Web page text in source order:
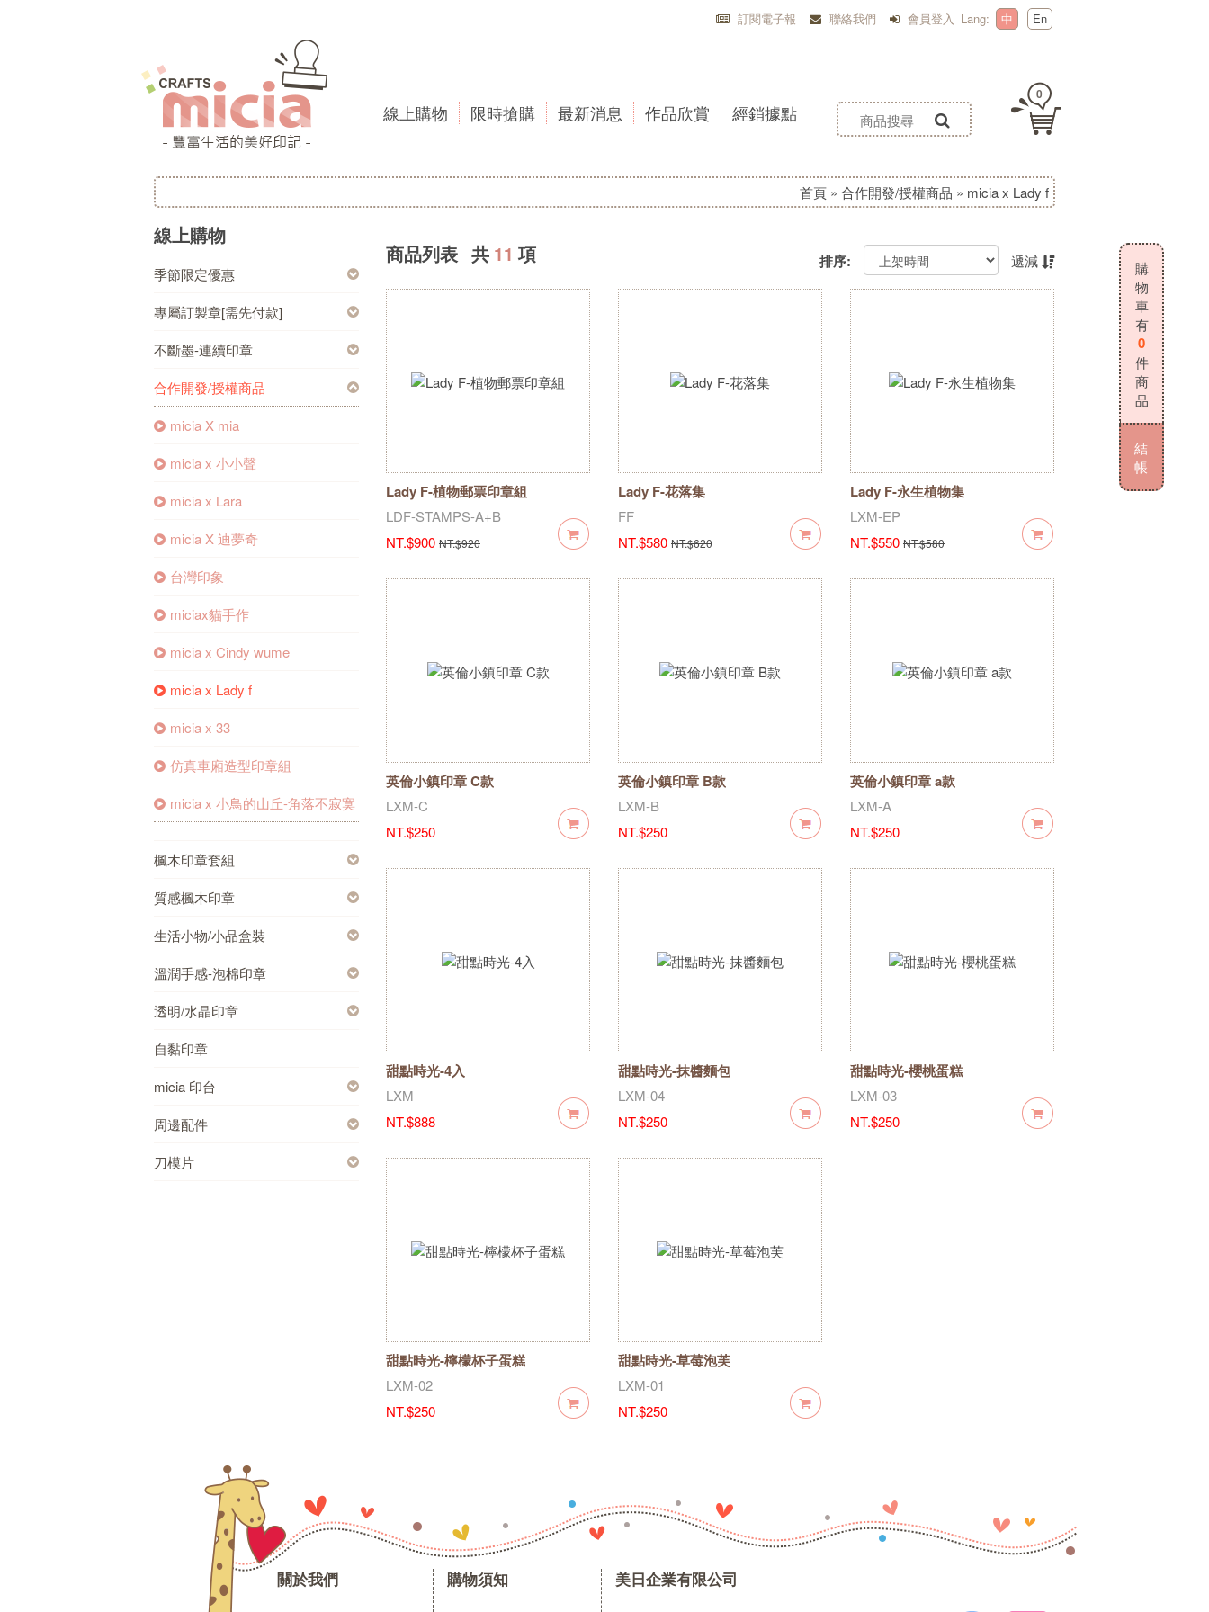
訂閱電子報 聯絡我們 會員登入 Lang: 中 En
線上購物 限時搶購 最新消息 作品欣賞 經銷據點
0
首頁 » 合作開發/授權商品 » micia x Lady f
線上購物
季節限定優惠
專屬訂製章[需先付款]
不斷墨-連續印章
合作開發/授權商品
micia X mia
micia x 小小聲
micia x Lara
micia X 迪夢奇
台灣印象
miciax貓手作
micia x Cindy wume
micia x Lady f
micia x 33
仿真車廂造型印章組
micia x 小鳥的山丘-角落不寂寞
楓木印章套組
質感楓木印章
生活小物/小品盒裝
溫潤手感-泡棉印章
透明/水晶印章
自黏印章
micia 印台
周邊配件
刀模片
商品列表 共 11 項 排序: 遞減
Lady F-植物郵票印章組
LDF-STAMPS-A+B
NT.$900 NT.$920
Lady F-花落集
FF
NT.$580 NT.$620
Lady F-永生植物集
LXM-EP
NT.$550 NT.$580
英倫小鎮印章 C款
LXM-C
NT.$250
英倫小鎮印章 B款
LXM-B
NT.$250
英倫小鎮印章 a款
LXM-A
NT.$250
甜點時光-4入
LXM
NT.$888
甜點時光-抹醬麵包
LXM-04
NT.$250
甜點時光-櫻桃蛋糕
LXM-03
NT.$250
甜點時光-檸檬杯子蛋糕
LXM-02
NT.$250
甜點時光-草莓泡芙
LXM-01
NT.$250
購
物
車
有
0
件
商
品
結
帳
關於我們 購物須知 美日企業有限公司